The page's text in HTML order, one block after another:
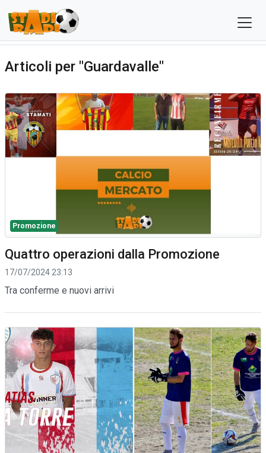
Articoli per "Guardavalle"
Promozione
Quattro operazioni dalla Promozione
17/07/2024 23:13
Tra conferme e nuovi arrivi